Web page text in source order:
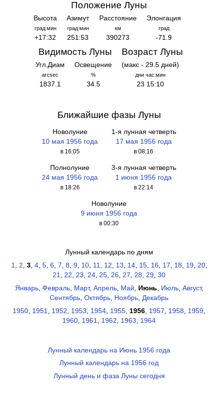
Положение Луны
Высота
град:мин
+17:32
Азимут
град:мин
251:53
Расстояние
км
390273
Элонгация
град
-71.9
Видимость Луны
Угл.Диам
arcsec
1837.1
Освещение
%
34.5
Возраст Луны
(макс - 29.5 дней)
дни час:мин
23 15:10
Ближайшие фазы Луны
Новолуние
10 мая 1956 года
в 16:05
1-я лунная четверть
17 мая 1956 года
в 08:16
Полнолуние
24 мая 1956 года
в 18:26
3-я лунная четверть
1 июня 1956 года
в 22:14
Новолуние
9 июня 1956 года
в 00:30
Лунный календарь по дням
1, 2, 3, 4, 5, 6, 7, 8, 9, 10, 11, 12, 13, 14, 15, 16, 17, 18, 19, 20,
21, 22, 23, 24, 25, 26, 27, 28, 29, 30
Январь, Февраль, Март, Апрель, Май Июнь Июль, Август,
Сентябрь Октябрь Ноябрь Декабрь
1950 1951 1952 1953 1954 1955 1956 1957 1958 1959
1960 1961 1962 1963 1964
Лунный календарь на Июнь 1956 года
Лунный календарь на 1956 год
Лунный день и фаза Луны сегодня